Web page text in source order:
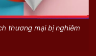
thương mại bị nghiêm